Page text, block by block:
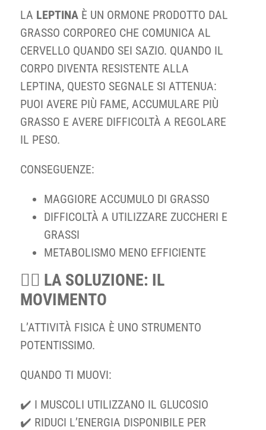
LA LEPTINAÈ UN ORMONE PRODOTTO DAL
GRASSO CORPOREO CHE COMUNICA AL
CERVELLO QUANDO SEI SAZIO. QUANDO IL
CORPO DIVENTA RESISTENTE ALLA
LEPTINA, QUESTO SEGNALE SI ATTENUA:
PUOI AVERE PIÙ FAME, ACCUMULARE PIÙ
GRASSO E AVERE DIFFICOLTÀ A REGOLARE
IL PESO.
CONSEGUENZE:
MAGGIORE ACCUMULO DI GRASSO
DIFFICOLTÀ A UTILIZZARE ZUCCHERI E
GRASSI
METABOLISMO MENO EFFICIENTE
🏃‍♀️ LA SOLUZIONE: IL
MOVIMENTO
L’ATTIVITÀ FISICA È UNO STRUMENTO
POTENTISSIMO.
QUANDO TI MUOVI:
✔️ I MUSCOLI UTILIZZANO IL GLUCOSIO
✔️ RIDUCI L’ENERGIA DISPONIBILE PER